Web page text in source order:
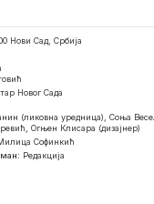
Нови Сад, Србија
Новог Сада
(ликовна уредница), Соња
Огњен Клисара (дизајнер)
Софинкић
Редакција